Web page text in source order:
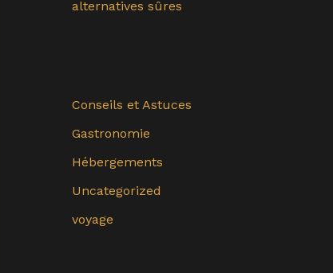
alternatives sûres
Conseils et Astuces
Gastronomie
Hébergements
Uncategorized
voyage